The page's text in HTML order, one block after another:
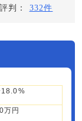
判： 332件
万円